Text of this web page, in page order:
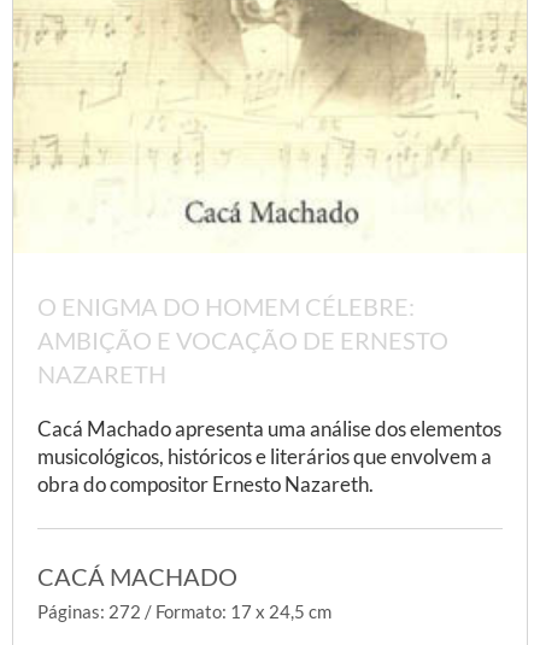
O ENIGMA DO HOMEM CÉLEBRE:
AMBIÇÃO E VOCAÇÃO DE ERNESTO
NAZARETH
Cacá Machado apresenta uma análise dos elementos
musicológicos, históricos e literários que envolvem a
obra do compositor Ernesto Nazareth.
CACÁ MACHADO
Páginas: 272 / Formato: 17 x 24,5 cm